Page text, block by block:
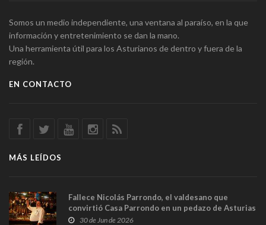
Somos un medio independiente, una ventana al paraíso, en la que
información y entretenimiento se dan la mano.
Una herramienta útil para los Asturianos de dentro y fuera de la
región.
EN CONTACTO
MÁS LEÍDOS
Fallece Nicolás Parrondo, el valdesano que
convirtió Casa Parrondo en un pedazo de Asturias
en Madrid
30 de Jun de 2026